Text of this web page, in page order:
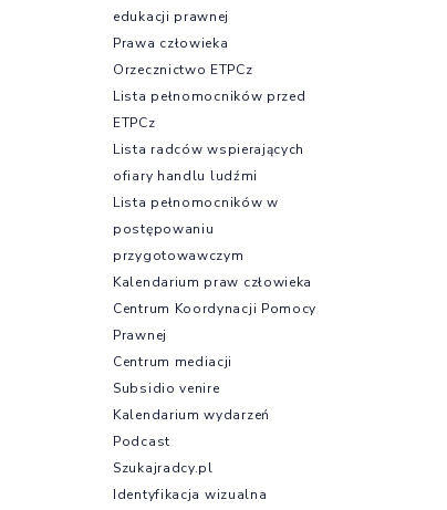
edukacji prawnej
Prawa człowieka
Orzecznictwo ETPCz
Lista pełnomocników przed
ETPCz
Lista radców wspierających
ofiary handlu ludźmi
Lista pełnomocników w
postępowaniu
przygotowawczym
Kalendarium praw człowieka
Centrum Koordynacji Pomocy
Prawnej
Centrum mediacji
Subsidio venire
Kalendarium wydarzeń
Podcast
Szukajradcy.pl
Identyfikacja wizualna